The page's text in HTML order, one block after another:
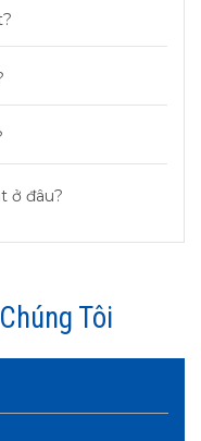
ở đâu?
Tôi